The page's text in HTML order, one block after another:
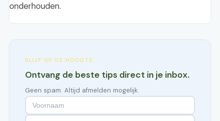
onderhouden.
BLIJF OP DE HOOGTE
Ontvang de beste tips direct in je inbox.
Geen spam. Altijd afmelden mogelijk.